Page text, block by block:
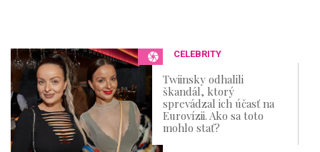
CELEBRITY
Twiinsky odhalili
škandál, ktorý
sprevádzal ich účasť na
Eurovízii. Ako sa toto
mohlo stať?